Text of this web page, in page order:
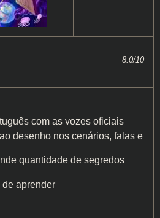
8.0/10
com as vozes oficiais
desenho nos cenários, falas e
quantidade de segredos
aprender